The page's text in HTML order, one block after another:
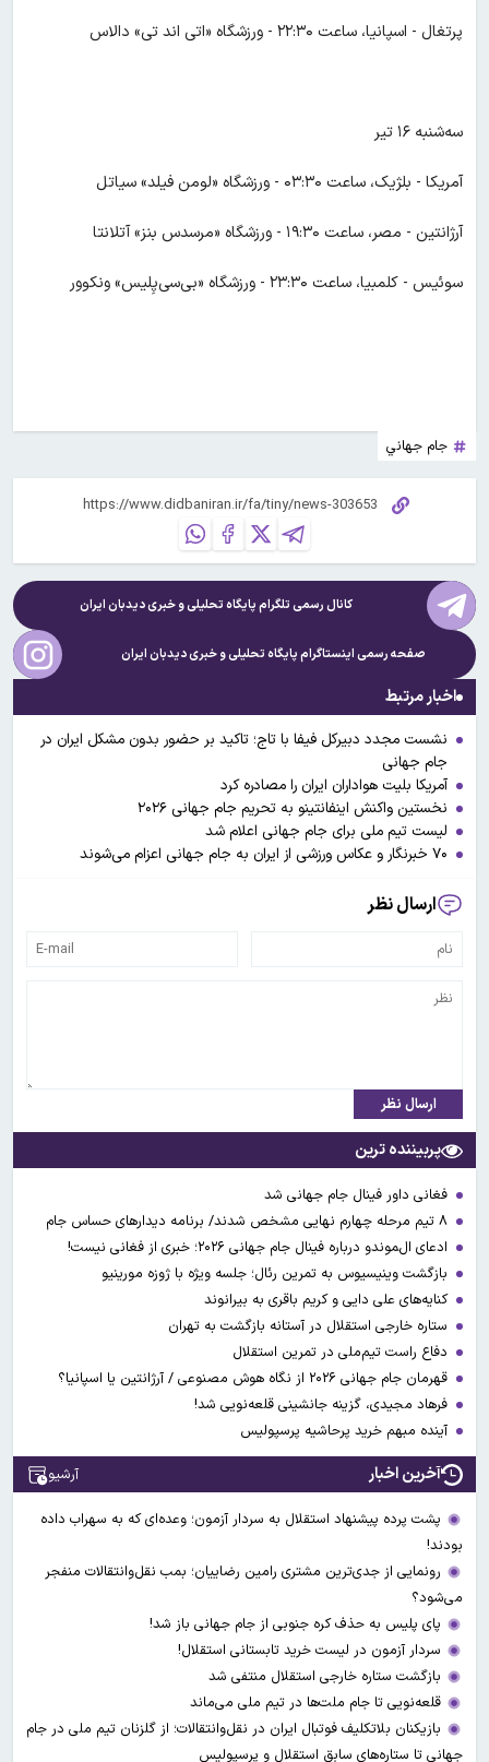
پرتغال - اسپانیا، ساعت ۲۲:۳۰ - ورزشگاه «اتی‌ اند تی» دالاس
سه‌شنبه ۱۶ تیر
آمریکا - بلژیک، ساعت ۰۳:۳۰ - ورزشگاه «لومن فیلد» سیاتل
آرژانتین - مصر، ساعت ۱۹:۳۰ - ورزشگاه «مرسدس بنز» آتلانتا
سوئیس - کلمبیا، ساعت ۲۳:۳۰ - ورزشگاه «بی‌سی‌پِلیس» ونکوور
جام جهاني
کانال رسمی تلگرام پایگاه تحلیلی و خبریدیدبان ایران
صفحه رسمی اینستاگرام پایگاه تحلیلی و خبریدیدبان ایران
اخبار مرتبط
نشست مجدد دبیرکل فیفا با تاج؛ تاکید بر حضور بدون مشکل ایران در
جام جهانی
آمریکا بلیت هواداران ایران را مصادره کرد
نخستین واکنش اینفانتینو به تحریم جام جهانی ۲۰۲۶
لیست تیم ملی برای جام جهانی اعلام شد
۷۰ خبرنگار و عکاس ورزشی از ایران به جام جهانی اعزام می‌شوند
ارسال نظر
ارسال نظر
پربیننده ترین
فغانی داور فینال جام جهانی شد
ادعای ال‌‍موندو درباره فینال جام جهانی ۲۰۲۶؛ خبری از فغانی نیست!
بازگشت وینیسیوس به تمرین رئال؛ جلسه ویژه با ژوزه مورینیو
کنایه‌های علی دایی و کریم باقری به بیرانوند
ستاره خارجی استقلال در آستانه بازگشت به تهران
دفاع راست تیم‌ملی در تمرین استقلال
قهرمان جام جهانی ۲۰۲۶ از نگاه هوش مصنوعی / آرژانتین یا اسپانیا؟
فرهاد مجیدی، گزینه جانشینی قلعه‌نویی شد!
آینده مبهم خرید پرحاشیه پرسپولیس
آخرین اخبار آرشیو
پشت پرده پیشنهاد استقلال به سردار آزمون؛ وعده‌ای که به سهراب داده
بودند!
رونمایی از جدی‌ترین مشتری رامین رضاییان؛ بمب نقل‌وانتقالات منفجر
می‌شود؟
پای پلیس به حذف کره جنوبی از جام جهانی باز شد!
سردار آزمون در لیست خرید تابستانی استقلال!
بازگشت ستاره خارجی استقلال منتفی شد
قلعه‌نویی تا جام ملت‌ها در تیم ملی می‌ماند
بازیکنان بلاتکلیف فوتبال ایران در نقل‌وانتقالات؛ از گلزنان تیم ملی در جام
جهانی تا ستاره‌های سابق استقلال و پرسپولیس